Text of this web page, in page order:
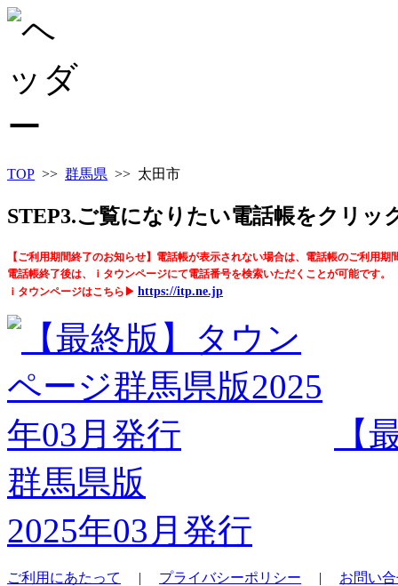
TOP >> 群馬県 >> 太田市
STEP3.ご覧になりたい電話帳をクリッ
【ご利用期間終了のお知らせ】電話帳が表示されない場合は、電話帳のご利用期
電話帳終了後は、ｉタウンページにて電話番号を検索いただくことが可能です。
ｉタウンページはこちら▶ https://itp.ne.jp
【
群馬県版
2025年03月発行
ご利用にあたって | プライバシーポリシー | お問い